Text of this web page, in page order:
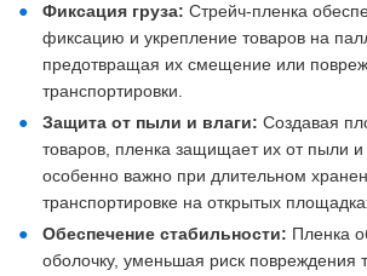
Фиксация груза: Стрейч-пленка
фиксацию и укрепление товаров на
предотвращая их смещение или
транспортировки.
Защита от пыли и влаги: Создавая
товаров, пленка защищает их от пыли и
особенно важно при длительном
транспортировке на открытых
Обеспечение стабильности: Пленка
оболочку, уменьшая риск повреждения